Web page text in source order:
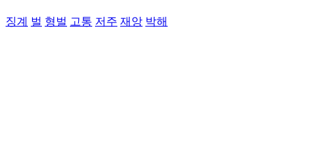
징계 벌 형벌 고통 저주 재앙 박해